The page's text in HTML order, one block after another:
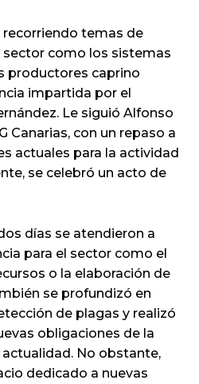
temas de
sector como los sistemas
productores caprino
impartida por el
Le siguió Alfonso
Canarias, con un repaso a
actuales para la actividad
se celebró un acto de
días se atendieron a
para el sector como el
o la elaboración de
se profundizó en
de plagas y realizó
obligaciones de la
No obstante,
dedicado a nuevas